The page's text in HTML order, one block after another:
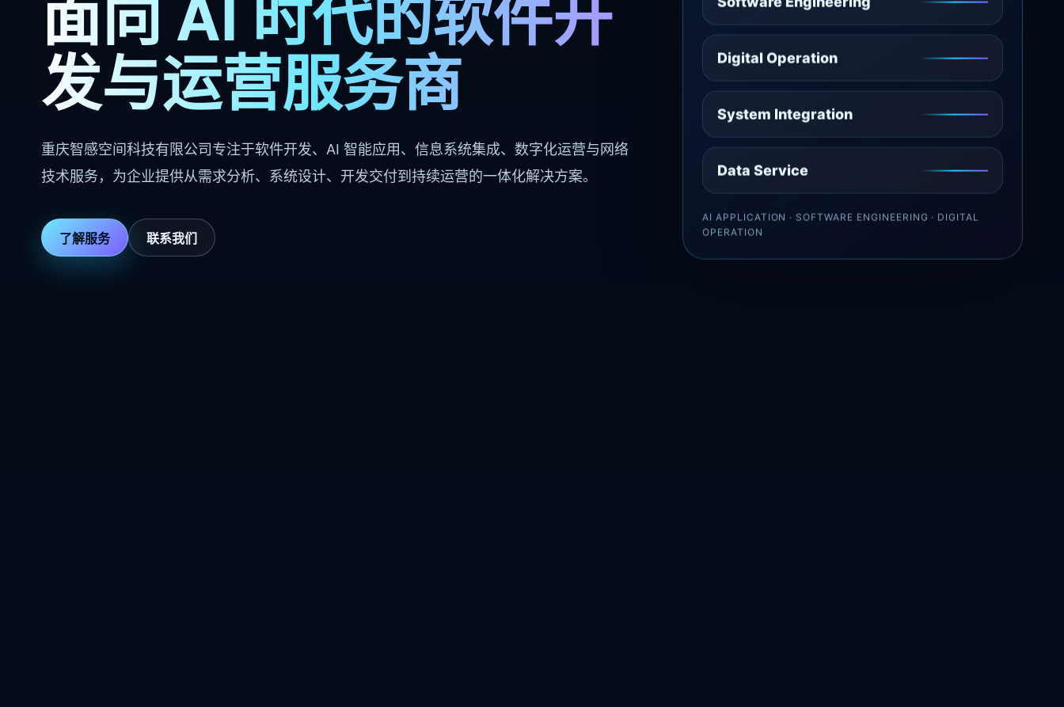
面向 AI 时代的软件开
发与运营服务商
重庆智感空间科技有限公司专注于软件开发、AI 智能应用、信息系统集成、数字化运营与网络
技术服务，为企业提供从需求分析、系统设计、开发交付到持续运营的一体化解决方案。
了解服务 联系我们
Software Engineering
Digital Operation
System Integration
Data Service
AI APPLICATION · SOFTWARE ENGINEERING · DIGITAL
OPERATION